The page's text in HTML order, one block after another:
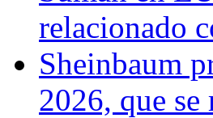
relacionado
Sheinbaum
2026, que se